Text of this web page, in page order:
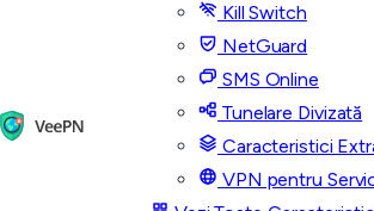
Kill Switch
NetGuard
SMS Online
Tunelare Divizată
Caracteristici
VPN pentru